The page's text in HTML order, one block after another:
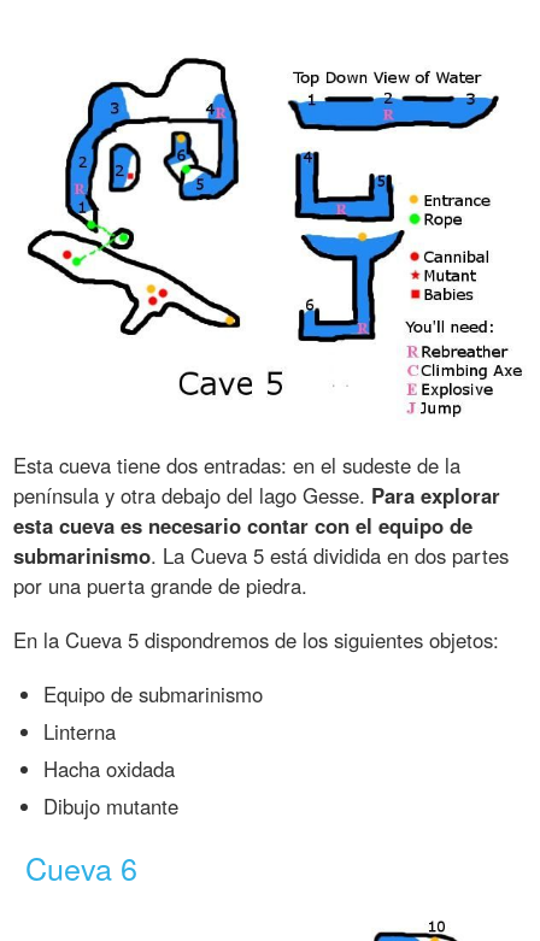
Esta cueva tiene dos entradas: en el sudeste de la
península y otra debajo del lago Gesse. Para explorar
esta cueva es necesario contar con el equipo de
submarinismo. La Cueva 5 está dividida en dos partes
por una puerta grande de piedra.
En la Cueva 5 dispondremos de los siguientes objetos:
Equipo de submarinismo
Linterna
Hacha oxidada
Dibujo mutante
Cueva 6